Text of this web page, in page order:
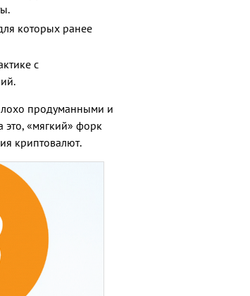
которых ранее
с
продуманными и
«мягкий» форк
криптовалют.